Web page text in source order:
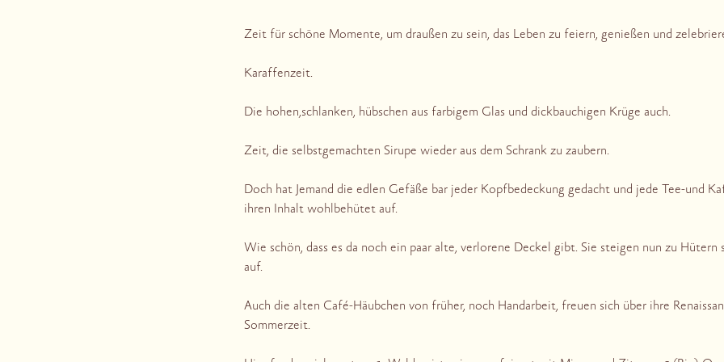
Zeit für schöne Momente, um draußen zu sein, das Leben zu feiern, genießen und
Karaffenzeit.
Die hohen,schlanken, hübschen aus farbigem Glas und dickbauchigen Krüge auch.
Zeit, die selbstgemachten Sirupe wieder aus dem Schrank zu zaubern.
Doch hat Jemand die edlen Gefäße bar jeder Kopfbedeckung gedacht und jede Tee-und
ihren Inhalt wohlbehütet auf.
Wie schön, dass es da noch ein paar alte, verlorene Deckel gibt. Sie steigen nun zu Hütern
auf.
Auch die alten Café-Häubchen von früher, noch Handarbeit, freuen sich über ihre
Sommerzeit.